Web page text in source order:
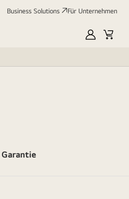
Business Solutions Für Unternehmen
MyLGCart
Garantie